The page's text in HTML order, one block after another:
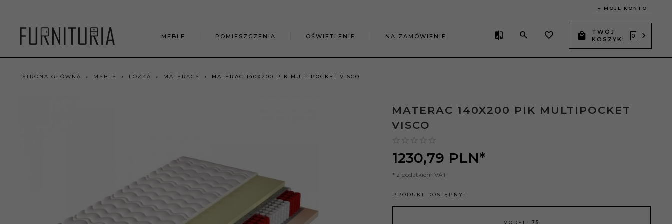
MOJE KONTO
MEBLE POMIESZCZENIA OŚWIETLENIE NA ZAMÓWIENIE
TWÓJ
KOSZYK:
0
STRONA GŁÓWNA MEBLE ŁÓŻKA MATERACE MATERAC 140X200 PIK MULTIPOCKET VISCO
MATERAC 140X200 PIK MULTIPOCKET
VISCO
1230,79 PLN*
* z podatkiem VAT
PRODUKT DOSTĘPNY!
MODEL: 75